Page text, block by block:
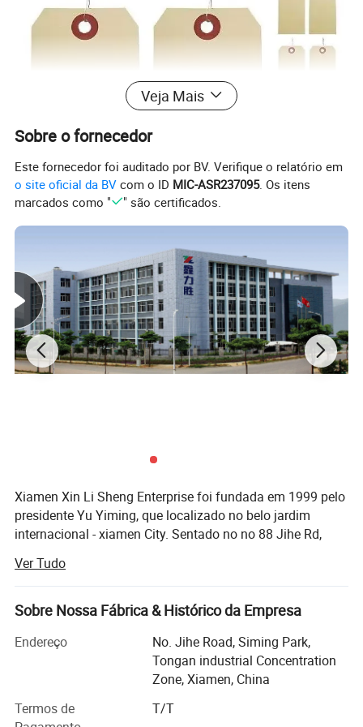
Veja Mais
Sobre o fornecedor
Este fornecedor foi auditado por BV. Verifique o relatório em
o site oficial da BV com o ID MIC-ASR237095. Os itens
marcados como "
" são certificados.
Xiamen Xin Li Sheng Enterprise foi fundada em 1999 pelo
presidente Yu Yiming, que localizado no belo jardim
internacional - xiamen City. Sentado no no 88 Jihe Rd,
Cobrindo uma área de 20000 metros quadrados, mais de
300 empolies trabalham aqui. Após mais de 10 anos de
desenvolvimento, temos 4 subsidiárias, a Xiamen xin
Fundada em 2011, a XLS I/e está envolvida no negócio de
importação e exportação, e agora é um fabricante e
Reparação, operação) integrado e profissional na China.
Ver Tudo
Sobre Nossa Fábrica & Histórico da Empresa
Endereço
No. Jihe Road, Siming Park,
Tongan industrial Concentration
Zone, Xiamen, China
Termos de
T/T